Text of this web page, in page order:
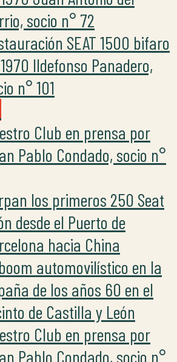
socio n° 72
SEAT 1500 bifaro
Ildefonso Panadero,
n° 101
Club en prensa por
Pablo Condado, socio n°
los primeros 250 Seat
desde el Puerto de
hacia China
automovilístico en la
de los años 60 en el
de Castilla y León
Club en prensa por
Pablo Condado, socio n°